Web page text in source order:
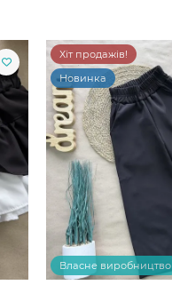
Хіт продажів!
Новинка
Власне виробництво